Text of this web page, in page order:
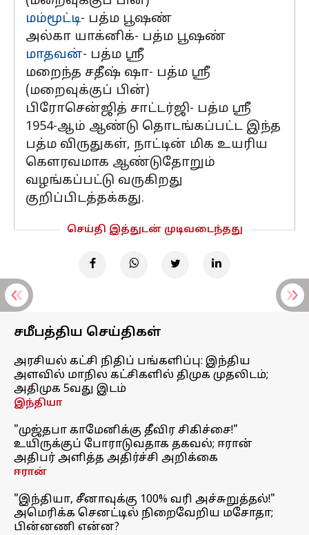
மம்மூட்டி- பத்ம பூஷண்
அல்கா யாக்னிக்- பத்ம பூஷண்
மாதவன்- பத்ம ஸ்ரீ
மறைந்த சதீஷ் ஷா- பத்ம ஸ்ரீ
(மறைவுக்குப் பின்)
பிரோசென்ஜித் சாட்டர்ஜி- பத்ம ஸ்ரீ
1954-ஆம் ஆண்டு தொடங்கப்பட்ட இந்த
பத்ம விருதுகள், நாட்டின் மிக உயரிய
கௌரவமாக ஆண்டுதோறும்
வழங்கப்பட்டு வருகிறது
குறிப்பிடத்தக்கது.
செய்தி இத்துடன் முடிவடைந்தது
சமீபத்திய செய்திகள்
அரசியல் கட்சி நிதிப் பங்களிப்பு: இந்திய
அளவில் மாநில கட்சிகளில் திமுக முதலிடம்;
அதிமுக 5வது இடம்
இந்தியா
"முஜ்தபா காமேனிக்கு தீவிர சிகிச்சை!"
உயிருக்குப் போராடுவதாக தகவல்; ஈரான்
அதிபர் அளித்த அதிர்ச்சி அறிக்கை
ஈரான்
"இந்தியா, சீனாவுக்கு 100% வரி அச்சுறுத்தல்!"
அமெரிக்க செனட்டில் நிறைவேறிய மசோதா;
பின்னணி என்ன?